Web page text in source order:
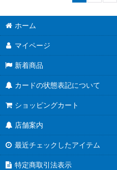
ホーム
マイページ
新着商品
カードの状態表記について
ショッピングカート
店舗案内
最近チェックしたアイテム
特定商取引法表示